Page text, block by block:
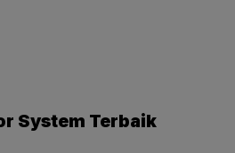
System Terbaik